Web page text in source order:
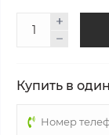
Купить в